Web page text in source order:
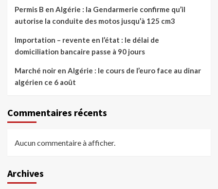
Permis B en Algérie : la Gendarmerie confirme qu’il
autorise la conduite des motos jusqu’à 125 cm3
Importation – revente en l’état : le délai de
domiciliation bancaire passe à 90 jours
Marché noir en Algérie : le cours de l’euro face au dinar
algérien ce 6 août
Commentaires récents
Aucun commentaire à afficher.
Archives